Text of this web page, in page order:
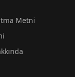
Metni